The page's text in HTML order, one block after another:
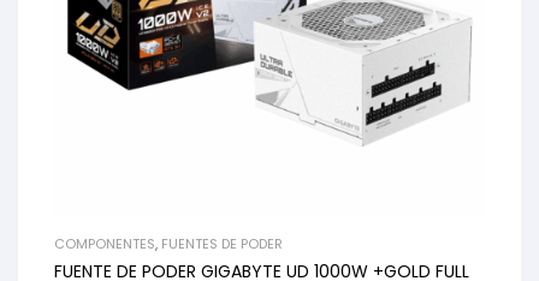
COMPONENTES, FUENTES DE PODER
FUENTE DE PODER GIGABYTE UD 1000W +GOLD FULL